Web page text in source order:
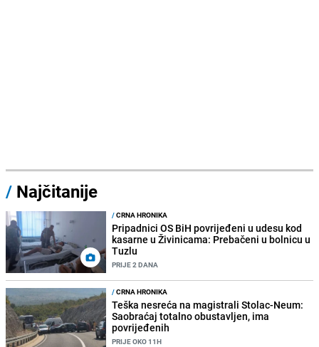
/ Najčitanije
/CRNA HRONIKA
Pripadnici OS BiH povrijeđeni u udesu kod
kasarne u Živinicama: Prebačeni u bolnicu u
Tuzlu
PRIJE 2 DANA
/CRNA HRONIKA
Teška nesreća na magistrali Stolac-Neum:
Saobraćaj totalno obustavljen, ima
povrijeđenih
PRIJE OKO 11H